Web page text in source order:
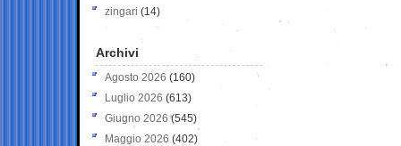
zingari (14)
Archivi
Agosto 2026 (160)
Luglio 2026 (613)
Giugno 2026 (545)
Maggio 2026 (402)